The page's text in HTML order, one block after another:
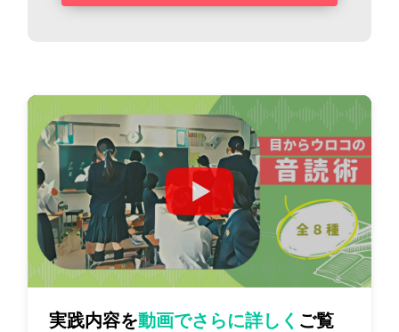
実践内容を動画でさらに詳しく ご覧